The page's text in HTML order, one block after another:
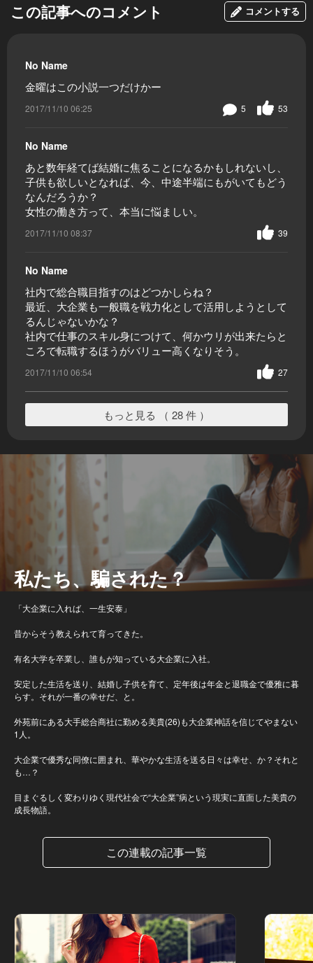
この記事へのコメント コメントする
No Name
金曜はこの小説一つだけかー
2017/11/10 06:25 53
5
No Name
あと数年経てば結婚に焦ることになるかもしれないし、
子供も欲しいとなれば、今、中途半端にもがいてもどう
なんだろうか？
女性の働き方って、本当に悩ましい。
2017/11/10 08:37 39
No Name
社内で総合職目指すのはどつかしらね？
最近、大企業も一般職を戦力化として活用しようとして
るんじゃないかな？
社内で仕事のスキル身につけて、何かウリが出来たらと
ころで転職するほうがバリュー高くなりそう。
2017/11/10 06:54 27
もっと見る （ 28 件 ）
私たち、騙された？
「大企業に入れば、一生安泰」
昔からそう教えられて育ってきた。
有名大学を卒業し、誰もが知っている大企業に入社。
安定した生活を送り、結婚し子供を育て、定年後は年金と退職金で優雅に暮
らす。それが一番の幸せだ、と。
外苑前にある大手総合商社に勤める美貴(26)も大企業神話を信じてやまない
1人。
大企業で優秀な同僚に囲まれ、華やかな生活を送る日々は幸せ、か？それと
も…？
目まぐるしく変わりゆく現代社会で“大企業”病という現実に直面した美貴の
成長物語。
この連載の記事一覧